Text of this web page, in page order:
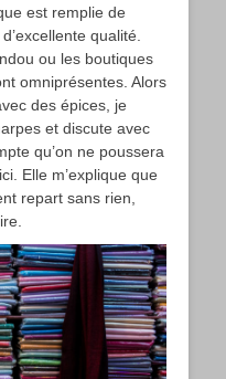
est remplie de
qualité.
ou les boutiques
omniprésentes. Alors
des épices, je
et discute avec
qu’on ne poussera
Elle m’explique que
repart sans rien,